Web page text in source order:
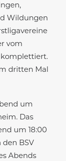
Wildungen
vom
komplettiert.
dritten Mal
um
Das
um 18:00
BSV
Abends